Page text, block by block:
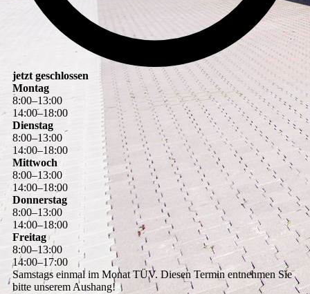
jetzt geschlossen
Montag
8:00–13:00
14:00–18:00
Dienstag
8:00–13:00
14:00–18:00
Mittwoch
8:00–13:00
14:00–18:00
Donnerstag
8:00–13:00
14:00–18:00
Freitag
8:00–13:00
14:00–17:00
Samstags einmal im Monat TÜV. Diesen Termin entnehmen Sie
bitte unserem Aushang!